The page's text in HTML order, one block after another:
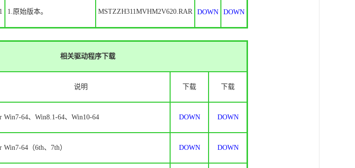
1.原始版本。 MSTZZH311MVHM2V620.RAR DOWN DOWN
相关驱动程序下载
说明 下载 下载
Win7-64、Win8.1-64、Win10-64 DOWN DOWN
Win7-64（6th、7th） DOWN DOWN